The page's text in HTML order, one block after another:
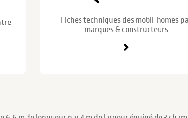
Fiches techniques des mobil-homes
marques & constructeurs